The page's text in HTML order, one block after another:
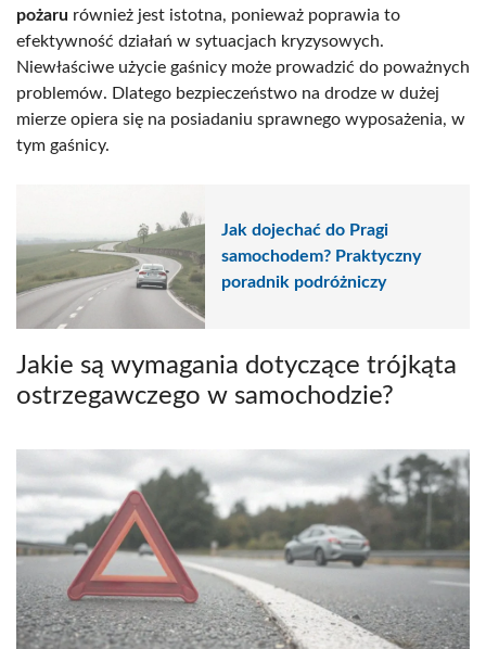
pożaru również jest istotna, ponieważ poprawia to
efektywność działań w sytuacjach kryzysowych.
Niewłaściwe użycie gaśnicy może prowadzić do poważnych
problemów. Dlatego bezpieczeństwo na drodze w dużej
mierze opiera się na posiadaniu sprawnego wyposażenia, w
tym gaśnicy.
Jak dojechać do Pragi
samochodem? Praktyczny
poradnik podróżniczy
Jakie są wymagania dotyczące trójkąta
ostrzegawczego w samochodzie?